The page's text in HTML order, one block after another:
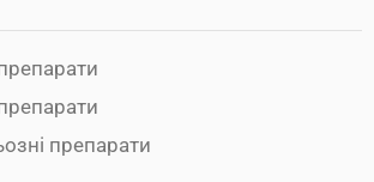
препарати